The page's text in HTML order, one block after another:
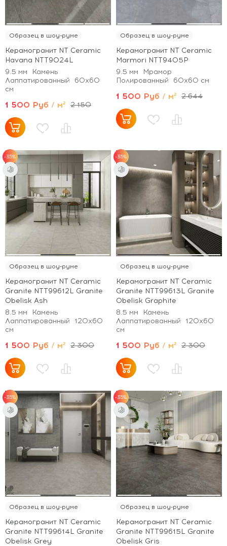
Образец в шоу-руме
Керамогранит NT Ceramic
Havana NTT9024L
9.5 мм
Камень
Лаппатированный
60x60
см
1 500 Руб / м² 2 150
Образец в шоу-руме
Керамогранит NT Ceramic
Marmori NTT9405P
9.5 мм
Мрамор
Полированный
60x60 см
1 500 Руб / м² 2 644
-35%
Образец в шоу-руме
Керамогранит NT Ceramic
Granite NTT99612L Granite
Obelisk Ash
8.5 мм
Камень
Лаппатированный
120x60
см
1 500 Руб / м² 2 300
-35%
Образец в шоу-руме
Керамогранит NT Ceramic
Granite NTT99613L Granite
Obelisk Graphite
8.5 мм
Камень
Лаппатированный
120x60
см
1 500 Руб / м² 2 300
-35%
Образец в шоу-руме
Керамогранит NT Ceramic
Granite NTT99614L Granite
Obelisk Grey
-35%
Образец в шоу-руме
Керамогранит NT Ceramic
Granite NTT99615L Granite
Obelisk Gris